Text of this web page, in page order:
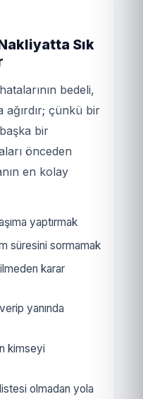
Sık
bedeli,
çünkü bir
bir
önceden
en kolay
yaptırmak
süresini sormamak
karar
yanında
kimseyi
olmadan yola